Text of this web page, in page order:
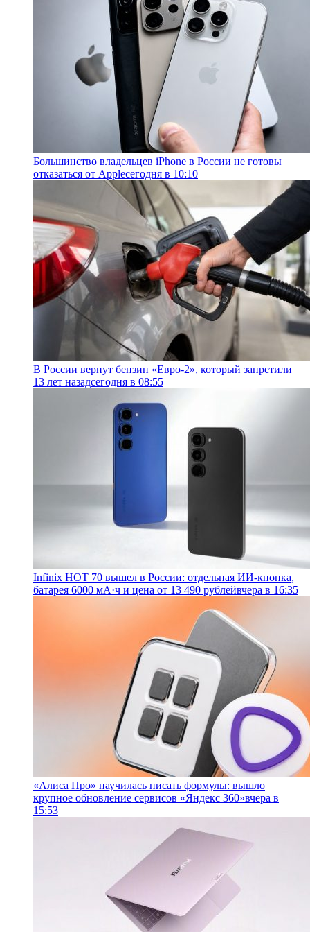
Большинство владельцев iPhone в России не готовы
отказаться от Appleсегодня в 10:10
В России вернут бензин «Евро-2», который запретили
13 лет назадсегодня в 08:55
Infinix HOT 70 вышел в России: отдельная ИИ-кнопка,
батарея 6000 мА·ч и цена от 13 490 рублейвчера в 16:35
«Алиса Про» научилась писать формулы: вышло
крупное обновление сервисов «Яндекс 360»вчера в
15:53